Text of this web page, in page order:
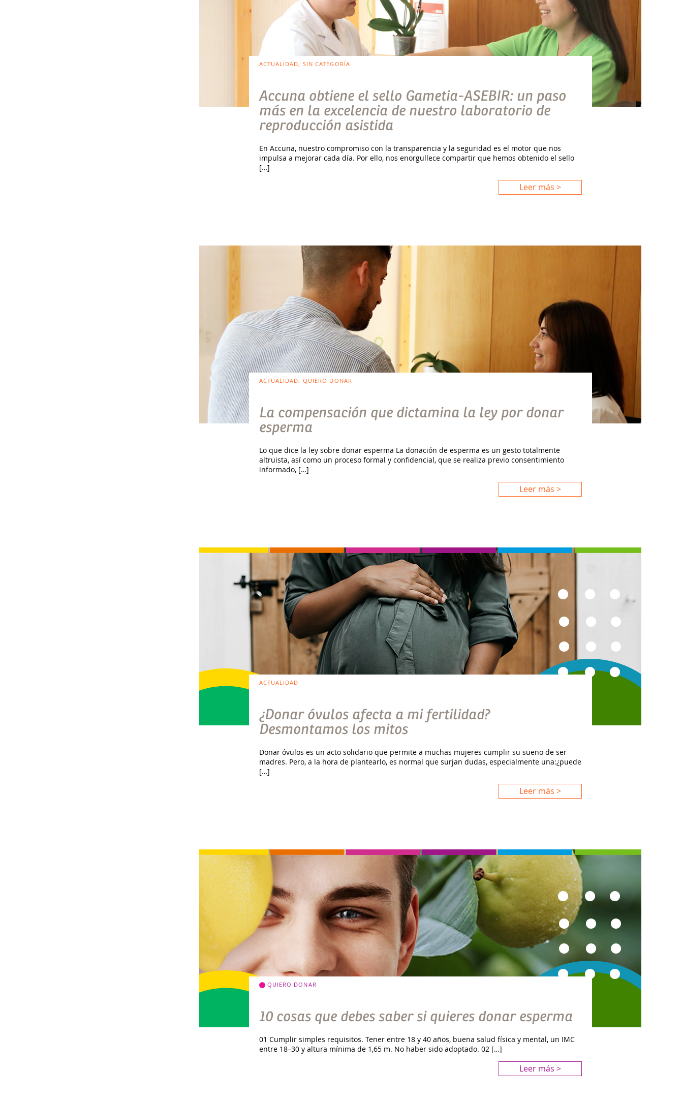
ACTUALIDAD, SIN CATEGORÍA
Accuna obtiene el sello Gametia-ASEBIR: un paso
más en la excelencia de nuestro laboratorio de
reproducción asistida
En Accuna, nuestro compromiso con la transparencia y la seguridad es el motor que nos
impulsa a mejorar cada día. Por ello, nos enorgullece compartir que hemos obtenido el sello
[…]
Leer más >
ACTUALIDAD, QUIERO DONAR
La compensación que dictamina la ley por donar
esperma
Lo que dice la ley sobre donar esperma La donación de esperma es un gesto totalmente
altruista, así como un proceso formal y confidencial, que se realiza previo consentimiento
informado, […]
Leer más >
ACTUALIDAD
¿Donar óvulos afecta a mi fertilidad?
Desmontamos los mitos
Donar óvulos es un acto solidario que permite a muchas mujeres cumplir su sueño de ser
madres. Pero, a la hora de plantearlo, es normal que surjan dudas, especialmente una:¿puede
[…]
Leer más >
QUIERO DONAR
10 cosas que debes saber si quieres donar esperma
01 Cumplir simples requisitos. Tener entre 18 y 40 años, buena salud física y mental, un IMC
entre 18–30 y altura mínima de 1,65 m. No haber sido adoptado. 02 […]
Leer más >